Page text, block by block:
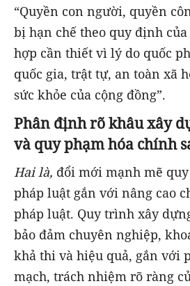
“Quyền con người, quyền
bị hạn chế theo quy định
hợp cần thiết vì lý do quốc
quốc gia, trật tự, an toàn xã
sức khỏe của cộng đồng”.
Phân định rõ khâu xây
và quy phạm hóa chính
Hai là, đổi mới mạnh mẽ
pháp luật gắn với nâng cao
pháp luật. Quy trình xây
bảo đảm chuyên nghiệp,
khả thi và hiệu quả, gắn với
mạch, trách nhiệm rõ ràng